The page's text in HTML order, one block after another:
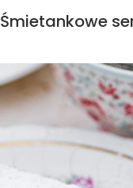
Śmietankowe